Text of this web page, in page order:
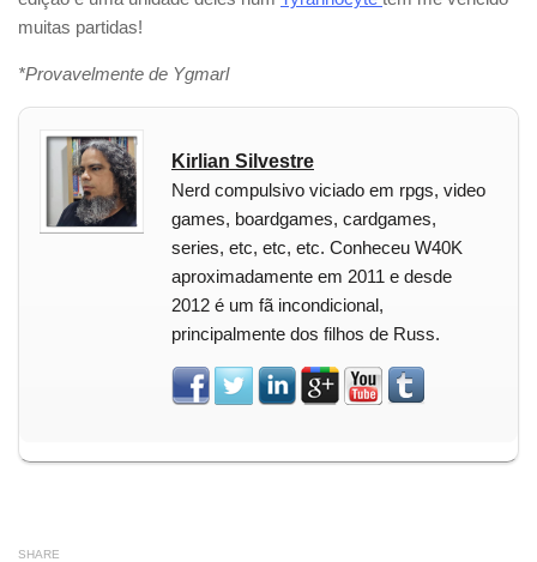
muitas partidas!
*Provavelmente de Ygmarl
Kirlian Silvestre
Nerd compulsivo viciado em rpgs, video
games, boardgames, cardgames,
series, etc, etc, etc. Conheceu W40K
aproximadamente em 2011 e desde
2012 é um fã incondicional,
principalmente dos filhos de Russ.
SHARE